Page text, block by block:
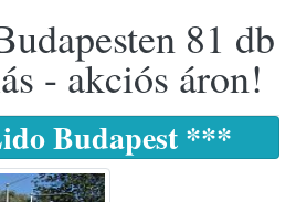
81 db
- akciós áron!
Budapest ***